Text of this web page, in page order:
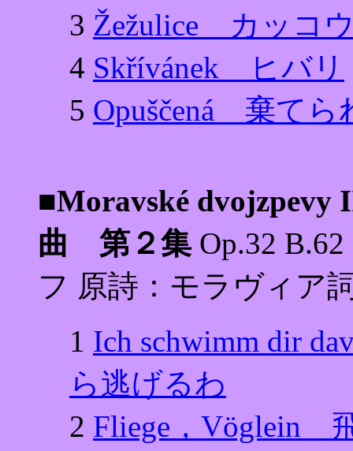
3 Žežulice カッコ
4 Skřívánek ヒバリ
5 Opuščená 棄てら
■Moravské dvojzpevy
曲 第２集 Op.32
フ 原詩：モラヴィア
1 Ich schwimm dir
ら逃げるわ
2 Fliege，Vöglein